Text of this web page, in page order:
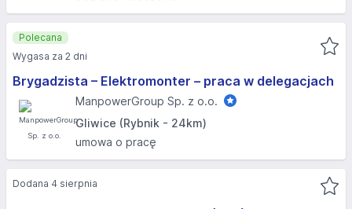
Brygadzista – Elektromonter – praca w delegacjach
ManpowerGroup Sp. z o.o.
Gliwice (Rybnik - 24km)
umowa o pracę
Polecana
Wygasa za 2 dni
Dodana 4 sierpnia